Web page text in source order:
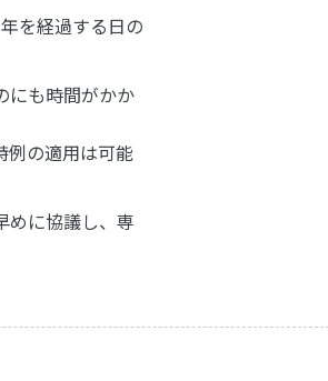
を経過する日の
にも時間がかか
例の適用は可能
めに協議し、専